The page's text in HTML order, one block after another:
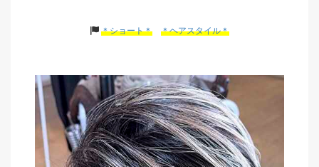
＊ショート＊ ＊ヘアスタイル＊